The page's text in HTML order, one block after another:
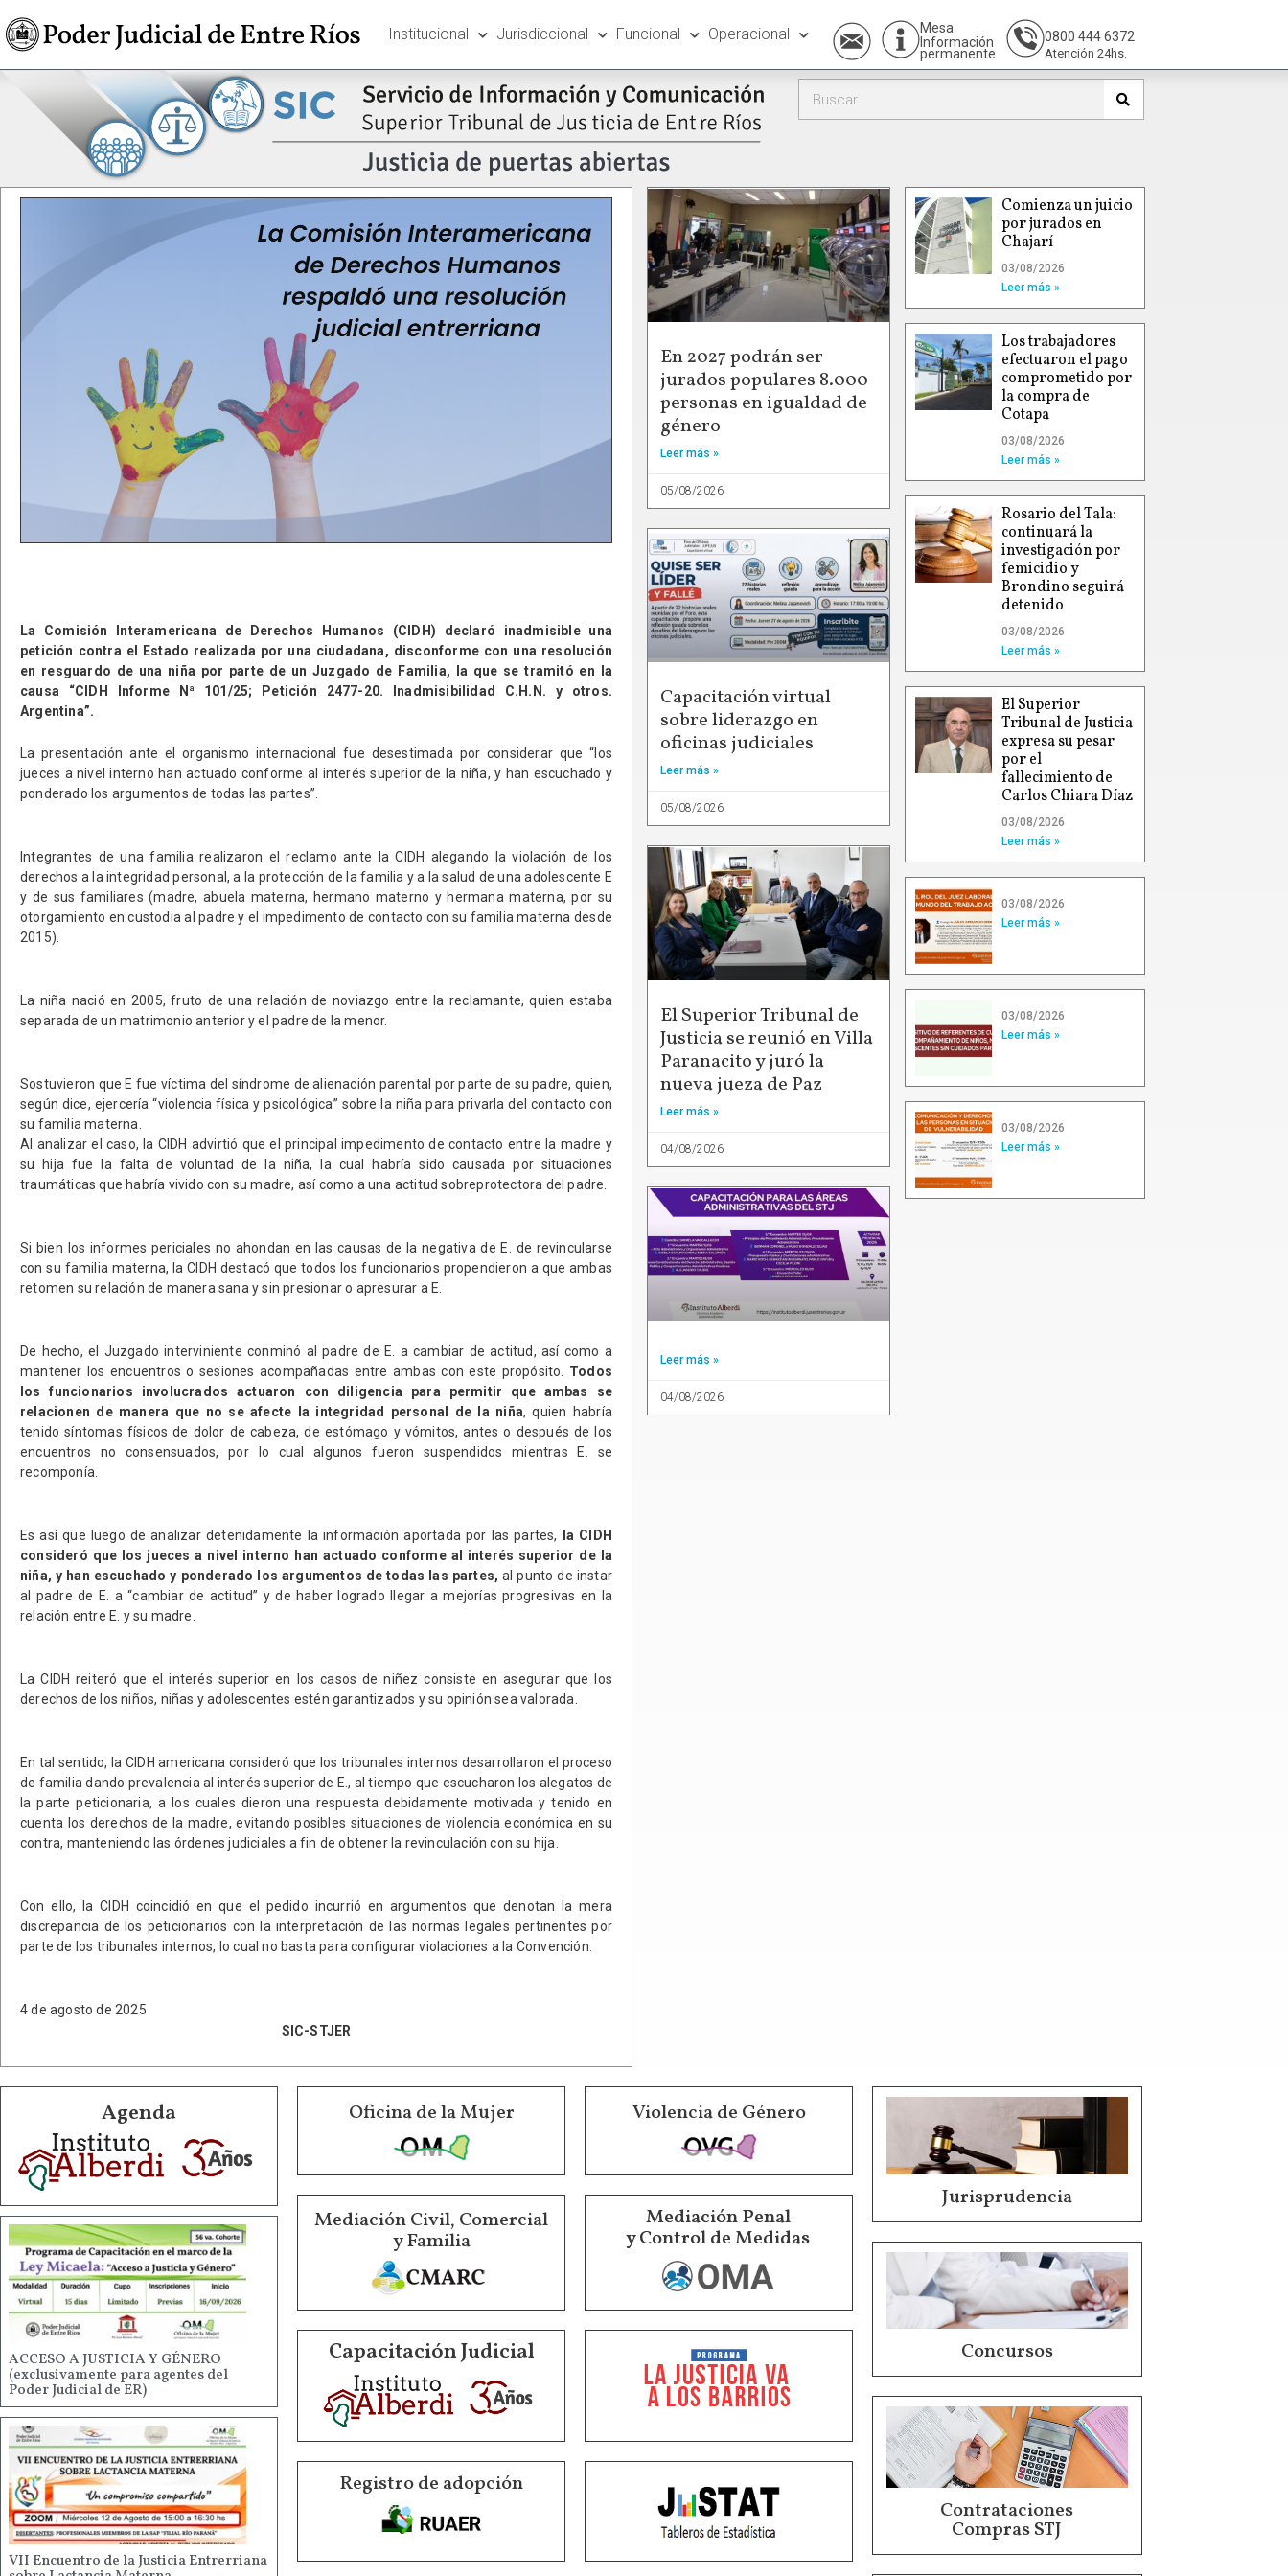
Institucional Jurisdiccional Funcional Operacional
Mesa
Información
permanente
0800 444 6372
Atención 24hs.
La Comisión Interamericana de Derechos Humanos (CIDH) declaró inadmisible una
petición contra el Estado realizada por una ciudadana, disconforme con una resolución
en resguardo de una niña por parte de un Juzgado de Familia, la que se tramitó en la
causa “CIDH Informe Nª 101/25; Petición 2477-20. Inadmisibilidad C.H.N. y otros.
Argentina”.
La presentación ante el organismo internacional fue desestimada por considerar que “los
jueces a nivel interno han actuado conforme al interés superior de la niña, y han escuchado y
ponderado los argumentos de todas las partes”.
Integrantes de una familia realizaron el reclamo ante la CIDH alegando la violación de los
derechos a la integridad personal, a la protección de la familia y a la salud de una adolescente E
y de sus familiares (madre, abuela materna, hermano materno y hermana materna, por su
otorgamiento en custodia al padre y el impedimento de contacto con su familia materna desde
2015).
La niña nació en 2005, fruto de una relación de noviazgo entre la reclamante, quien estaba
separada de un matrimonio anterior y el padre de la menor.
Sostuvieron que E fue víctima del síndrome de alienación parental por parte de su padre, quien,
según dice, ejercería “violencia física y psicológica” sobre la niña para privarla del contacto con
su familia materna.
Al analizar el caso, la CIDH advirtió que el principal impedimento de contacto entre la madre y
su hija fue la falta de voluntad de la niña, la cual habría sido causada por situaciones
traumáticas que habría vivido con su madre, así como a una actitud sobreprotectora del padre.
Si bien los informes periciales no ahondan en las causas de la negativa de E. de revincularse
con su familia materna, la CIDH destacó que todos los funcionarios propendieron a que ambas
retomen su relación de manera sana y sin presionar o apresurar a E.
De hecho, el Juzgado interviniente conminó al padre de E. a cambiar de actitud, así como a
mantener los encuentros o sesiones acompañadas entre ambas con este propósito. Todos
los funcionarios involucrados actuaron con diligencia para permitir que ambas se
relacionen de manera que no se afecte la integridad personal de la niña, quien habría
tenido síntomas físicos de dolor de cabeza, de estómago y vómitos, antes o después de los
encuentros no consensuados, por lo cual algunos fueron suspendidos mientras E. se
recomponía.
Es así que luego de analizar detenidamente la información aportada por las partes,
la CIDH
consideró que los jueces a nivel interno han actuado conforme al interés superior de la
niña, y han escuchado y ponderado los argumentos de todas las partes,al punto de instar
al padre de E. a “cambiar de actitud” y de haber logrado llegar a mejorías progresivas en la
relación entre E. y su madre.
La CIDH reiteró que el interés superior en los casos de niñez consiste en asegurar que los
derechos de los niños, niñas y adolescentes estén garantizados y su opinión sea valorada.
En tal sentido, la CIDH americana consideró que los tribunales internos desarrollaron el proceso
de familia dando prevalencia al interés superior de E., al tiempo que escucharon los alegatos de
la parte peticionaria, a los cuales dieron una respuesta debidamente motivada y tenido en
cuenta los derechos de la madre, evitando posibles situaciones de violencia económica en su
contra, manteniendo las órdenes judiciales a fin de obtener la revinculación con su hija.
Con ello, la CIDH coincidió en que el pedido incurrió en argumentos que denotan la mera
discrepancia de los peticionarios con la interpretación de las normas legales pertinentes por
parte de los tribunales internos, lo cual no basta para configurar violaciones a la Convención.
4 de agosto de 2025
SIC-STJER
En 2027 podrán ser
jurados populares 8.000
personas en igualdad de
género
Leer más »
05/08/2026
Capacitación virtual
sobre liderazgo en
oficinas judiciales
Leer más »
05/08/2026
El Superior Tribunal de
Justicia se reunió en Villa
Paranacito y juró la
nueva jueza de Paz
Leer más »
04/08/2026
Leer más »
04/08/2026
Comienza un juicio
por jurados en
Chajarí
03/08/2026
Leer más »
Los trabajadores
efectuaron el pago
comprometido por
la compra de
Cotapa
03/08/2026
Leer más »
Rosario del Tala:
continuará la
investigación por
femicidio y
Brondino seguirá
detenido
03/08/2026
Leer más »
El Superior
Tribunal de Justicia
expresa su pesar
por el
fallecimiento de
Carlos Chiara Díaz
03/08/2026
Leer más »
03/08/2026
Leer más »
03/08/2026
Leer más »
03/08/2026
Leer más »
Agenda
ACCESO A JUSTICIA Y GÉNERO
(exclusivamente para agentes del
Poder Judicial de ER)
VII Encuentro de la Justicia Entrerriana
Oficina de la Mujer Violencia de Género
Mediación Civil, Comercial
y Familia
Mediación Penal
y Control de Medidas
Capacitación Judicial
Registro de adopción
Jurisprudencia
Concursos
Contrataciones
Compras STJ